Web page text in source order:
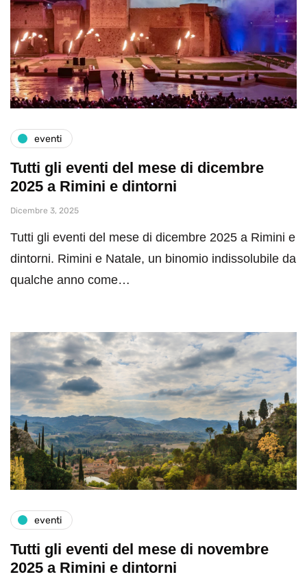
eventi
Tutti gli eventi del mese di dicembre
2025 a Rimini e dintorni
Dicembre 3, 2025
Tutti gli eventi del mese di dicembre 2025 a Rimini e
dintorni. Rimini e Natale, un binomio indissolubile da
qualche anno come…
eventi
Tutti gli eventi del mese di novembre
2025 a Rimini e dintorni